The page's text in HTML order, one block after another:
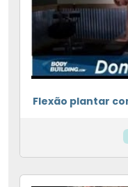
Flexão plantar